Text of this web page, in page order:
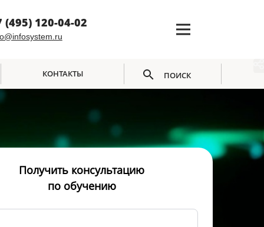
(495) 120-04-02
КОНТАКТЫ ПОИСК
Получить консультацию
по обучению